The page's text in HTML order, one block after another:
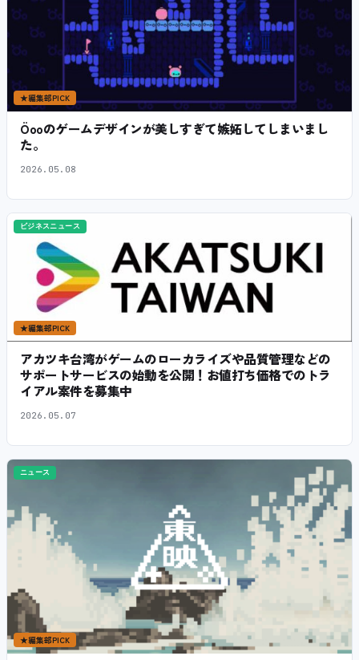
★編集部PICK
Öooのゲームデザインが美しすぎて嫉妬してしまいまし
た。
2026.05.08
ビジネスニュース
★編集部PICK
アカツキ台湾がゲームのローカライズや品質管理などの
サポートサービスの始動を公開！お値打ち価格でのトラ
イアル案件を募集中
2026.05.07
ニュース
★編集部PICK